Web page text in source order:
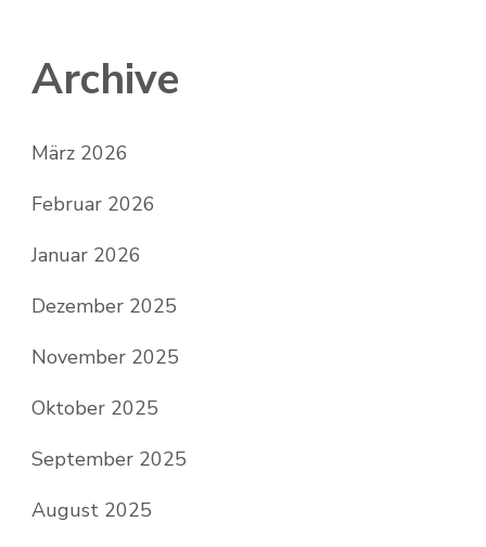
Archive
März 2026
Februar 2026
Januar 2026
Dezember 2025
November 2025
Oktober 2025
September 2025
August 2025